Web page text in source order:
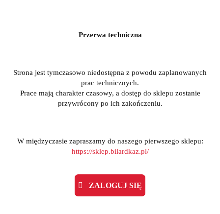
Przerwa techniczna
Strona jest tymczasowo niedostępna z powodu zaplanowanych
prac technicznych.
Prace mają charakter czasowy, a dostęp do sklepu zostanie
przywrócony po ich zakończeniu.
W międzyczasie zapraszamy do naszego pierwszego sklepu:
https://sklep.bilardkaz.pl/
ZALOGUJ SIĘ